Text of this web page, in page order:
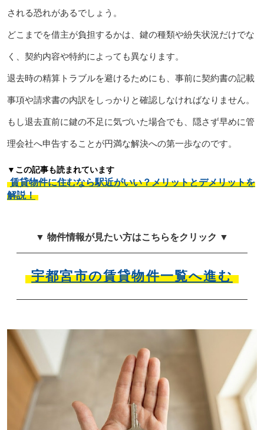
される恐れがあるでしょう。
どこまでを借主が負担するかは、鍵の種類や紛失状況だけでな
く、契約内容や特約によっても異なります。
退去時の精算トラブルを避けるためにも、事前に契約書の記載
事項や請求書の内訳をしっかりと確認しなければなりません。
もし退去直前に鍵の不足に気づいた場合でも、隠さず早めに管
理会社へ申告することが円満な解決への第一歩なのです。
▼この記事も読まれています
賃貸物件に住むなら駅近がいい？メリットとデメリットを
解説！
▼ 物件情報が見たい方はこちらをクリック ▼
宇都宮市の賃貸物件一覧へ進む